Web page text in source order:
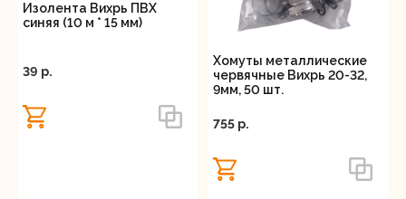
Изолента Вихрь ПВХ
синяя (10 м * 15 мм)
39 p.
Хомуты металлические
червячные Вихрь 20-32,
9мм, 50 шт.
755 p.